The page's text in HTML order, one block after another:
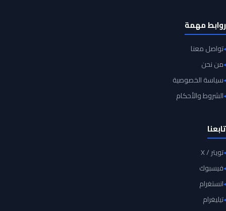
روابط مهمة
تواصل معنا
من نحن
سياسة الخصوصية
الشروط والأحكام
تابعنا
تويتر / X
فيسبوك
انستغرام
تيليغرام